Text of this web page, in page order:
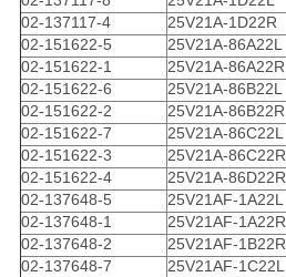
02-137117-4
25V21A-1D22R
02-151622-5
25V21A-86A22L
02-151622-1
25V21A-86A22R
02-151622-6
25V21A-86B22L
02-151622-2
25V21A-86B22R
02-151622-7
25V21A-86C22L
02-151622-3
25V21A-86C22R
02-151622-4
25V21A-86D22R
02-137648-5
25V21AF-1A22L
02-137648-1
25V21AF-1A22R
02-137648-2
25V21AF-1B22R
02-137648-7
25V21AF-1C22L